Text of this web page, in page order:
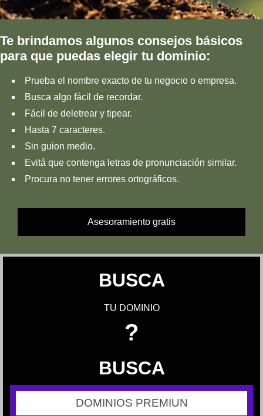
Te brindamos algunos consejos básicos
para que puedas elegir tu dominio:
Prueba el nombre exacto de tu negocio o empresa.
Busca algo fácil de recordar.
Fácil de deletrear y tipear.
Hasta 7 caracteres.
Sin guion medio.
Evitá que contenga letras de pronunciación similar.
Procura no tener errores ortográficos.
Asesoramiento gratis
BUSCA
TU DOMINIO
?
BUSCA
DOMINIOS PREMIUN